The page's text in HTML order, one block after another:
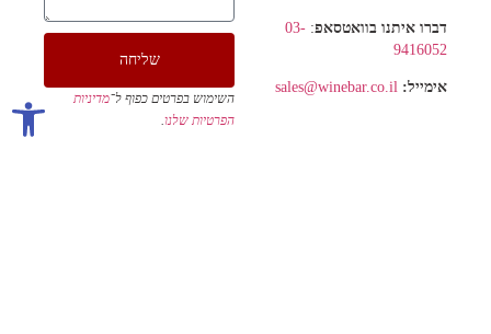
אביזרים ליין
כוסות יין
דברו איתנו בוואטסאפ:
03-
9416052
אימייל: sales@winebar.co.il
שליחה
השימוש בפרטים כפוף ל־מדיניות
הפרטיות שלנו. פתח